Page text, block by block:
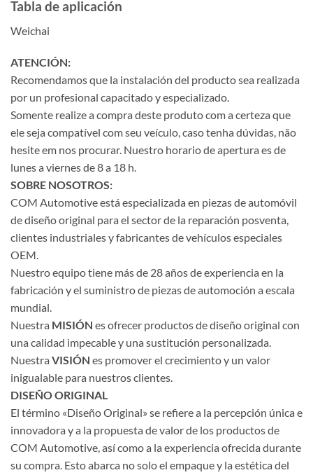
Tabla de aplicación
Weichai
ATENCIÓN:
Recomendamos que la instalación del producto sea realizada
por un profesional capacitado y especializado.
Somente realize a compra deste produto com a certeza que
ele seja compatível com seu veículo, caso tenha dúvidas, não
hesite em nos procurar. Nuestro horario de apertura es de
lunes a viernes de 8 a 18 h.
SOBRE NOSOTROS:
COM Automotive está especializada en piezas de automóvil
de diseño original para el sector de la reparación posventa,
clientes industriales y fabricantes de vehículos especiales
OEM.
Nuestro equipo tiene más de 28 años de experiencia en la
fabricación y el suministro de piezas de automoción a escala
mundial.
Nuestra MISIÓN es ofrecer productos de diseño original con
una calidad impecable y una sustitución personalizada.
Nuestra VISIÓN es promover el crecimiento y un valor
inigualable para nuestros clientes.
DISEÑO ORIGINAL
El término «Diseño Original» se refiere a la percepción única e
innovadora y a la propuesta de valor de los productos de
COM Automotive, así como a la experiencia ofrecida durante
su compra. Esto abarca no solo el empaque y la estética del